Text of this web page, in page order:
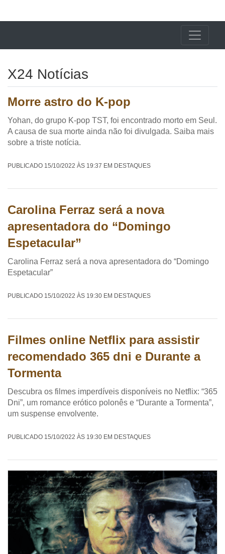
X24 Notícias
Morre astro do K-pop
Yohan, do grupo K-pop TST, foi encontrado morto em Seul.
A causa de sua morte ainda não foi divulgada. Saiba mais
sobre a triste notícia.
PUBLICADO 15/10/2022 ÀS 19:37 EM DESTAQUES
Carolina Ferraz será a nova
apresentadora do “Domingo
Espetacular”
Carolina Ferraz será a nova apresentadora do “Domingo
Espetacular”
PUBLICADO 15/10/2022 ÀS 19:30 EM DESTAQUES
Filmes online Netflix para assistir
recomendado 365 dni e Durante a
Tormenta
Descubra os filmes imperdíveis disponíveis no Netflix: “365
Dni”, um romance erótico polonês e “Durante a Tormenta”,
um suspense envolvente.
PUBLICADO 15/10/2022 ÀS 19:30 EM DESTAQUES